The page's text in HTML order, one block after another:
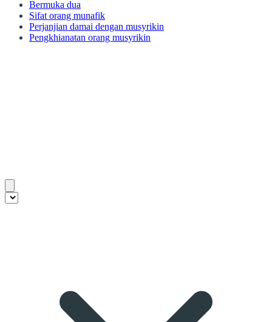
Bermuka dua
Sifat orang munafik
Perjanjian damai dengan musyrikin
Pengkhianatan orang musyrikin